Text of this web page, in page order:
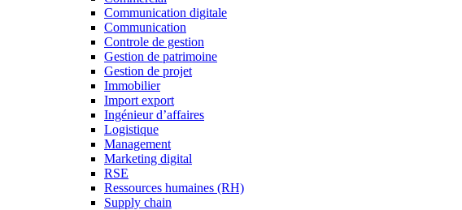
Communication digitale
Communication
Controle de gestion
Gestion de patrimoine
Gestion de projet
Immobilier
Import export
Ingénieur d’affaires
Logistique
Management
Marketing digital
RSE
Ressources humaines (RH)
Supply chain